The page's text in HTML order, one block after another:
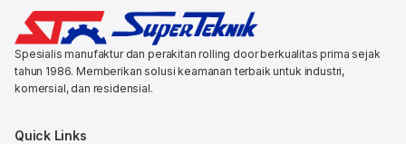
Spesialis manufaktur dan perakitan rolling door berkualitas prima sejak
tahun 1986. Memberikan solusi keamanan terbaik untuk industri,
komersial, dan residensial.
Quick Links